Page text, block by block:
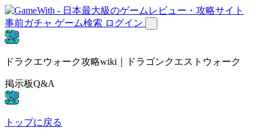
事前ガチャ ゲーム検索 ログイン
ドラクエウォーク攻略wiki｜ドラゴンクエストウォーク
掲示板Q&A
トップに戻る